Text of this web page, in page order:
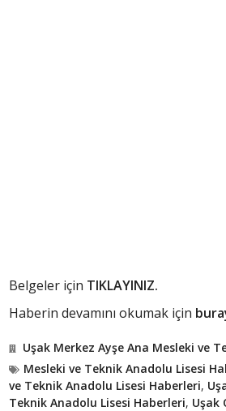
Belgeler için TIKLAYINIZ.
Haberin devamını okumak için
Uşak Merkez Ayşe Ana Mesleki ve
Mesleki ve Teknik Anadolu Lisesi
ve Teknik Anadolu Lisesi Haberleri,
Teknik Anadolu Lisesi Haberleri, Uşak